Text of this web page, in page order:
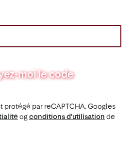
moi le code
protégé par reCAPTCHA. Googles
ogconditions d'utilisation de